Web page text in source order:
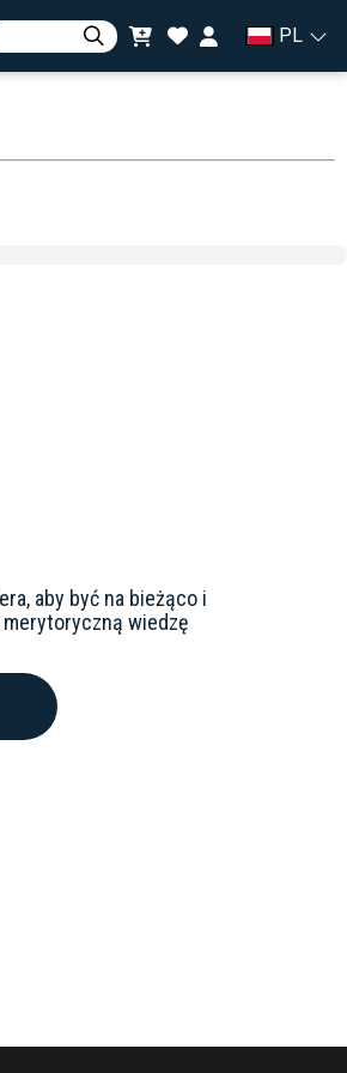
PL
aby być na bieżąco i
wiedzę